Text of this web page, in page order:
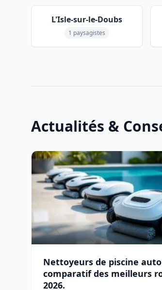
L'Isle-sur-le-Doubs
1 paysagistes
Actualités &
Nettoyeurs de piscine
comparatif des meilleurs
2026.